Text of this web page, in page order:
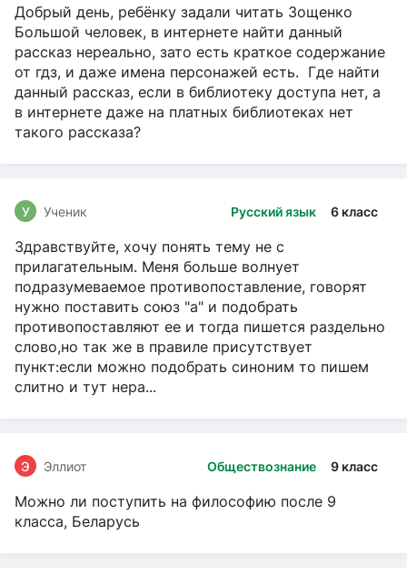
Добрый день, ребёнку задали читать Зощенко
Большой человек, в интернете найти данный
рассказ нереально, зато есть краткое содержание
от гдз, и даже имена персонажей есть. Где найти
данный рассказ, если в библиотеку доступа нет, а
в интернете даже на платных библиотеках нет
такого рассказа?
Русский язык 6 класс
У Ученик
Здравствуйте, хочу понять тему не с
прилагательным. Меня больше волнует
подразумеваемое противопоставление, говорят
нужно поставить союз "а" и подобрать
противопоставляют ее и тогда пишется раздельно
слово,но так же в правиле присутствует
пункт:если можно подобрать синоним то пишем
слитно и тут нера...
Обществознание 9 класс
Э Эллиот
Можно ли поступить на философию после 9
класса, Беларусь